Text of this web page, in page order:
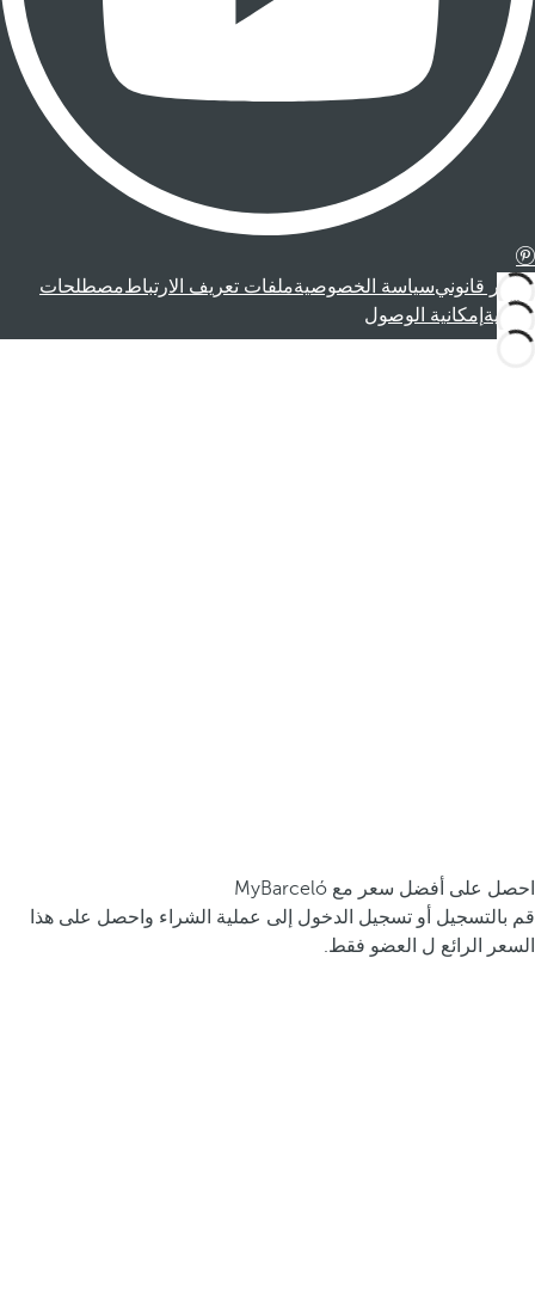
إشعار قانونيسياسة الخصوصيةملفات تعريف الارتباطمصطلحات
قانونية إمكانية الوصول
احصل على أفضل سعر مع MyBarceló
قم بالتسجيل أو تسجيل الدخول إلى عملية الشراء واحصل على هذا
السعر الرائع ل العضو فقط.